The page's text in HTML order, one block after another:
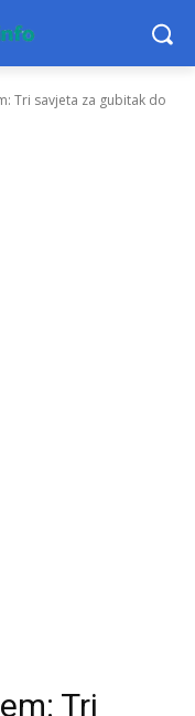
Tri savjeta za gubitak do
Tri